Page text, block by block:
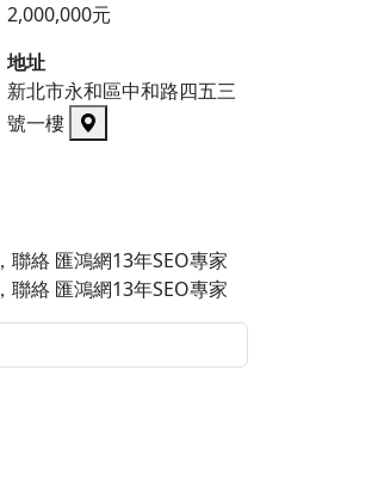
2,000,000元
地址
新北市永和區中和路四五三
號一樓
，聯絡 匯鴻網13年SEO專家
，聯絡 匯鴻網13年SEO專家